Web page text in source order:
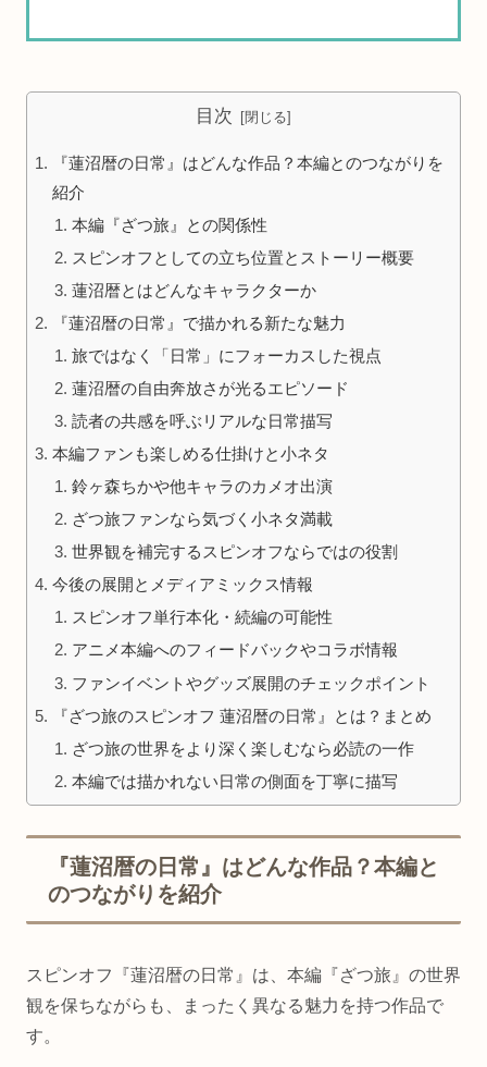
目次
『蓮沼暦の日常』はどんな作品？本編とのつながりを
紹介
本編『ざつ旅』との関係性
スピンオフとしての立ち位置とストーリー概要
蓮沼暦とはどんなキャラクターか
『蓮沼暦の日常』で描かれる新たな魅力
旅ではなく「日常」にフォーカスした視点
蓮沼暦の自由奔放さが光るエピソード
読者の共感を呼ぶリアルな日常描写
本編ファンも楽しめる仕掛けと小ネタ
鈴ヶ森ちかや他キャラのカメオ出演
ざつ旅ファンなら気づく小ネタ満載
世界観を補完するスピンオフならではの役割
今後の展開とメディアミックス情報
スピンオフ単行本化・続編の可能性
アニメ本編へのフィードバックやコラボ情報
ファンイベントやグッズ展開のチェックポイント
『ざつ旅のスピンオフ 蓮沼暦の日常』とは？まとめ
ざつ旅の世界をより深く楽しむなら必読の一作
本編では描かれない日常の側面を丁寧に描写
『蓮沼暦の日常』はどんな作品？本編と
のつながりを紹介
スピンオフ『蓮沼暦の日常』は、本編『ざつ旅』の世界
観を保ちながらも、まったく異なる魅力を持つ作品で
す。